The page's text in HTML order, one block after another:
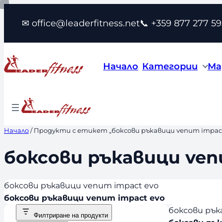
Към
съдържанието
✉ office@leaderfitness.net📞 +359 877 277
Начало Категории
Начало/ Продукти с етикет „боксови ръкавици venum
боксови ръкавици
боксови ръкавици venum impact evo
боксови ръкавици venum impact evo
Филтриране на продукти
боксови